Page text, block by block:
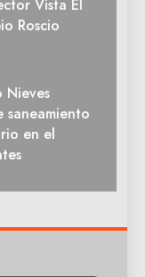
Vista El
Roscio
Nieves
saneamiento
en el